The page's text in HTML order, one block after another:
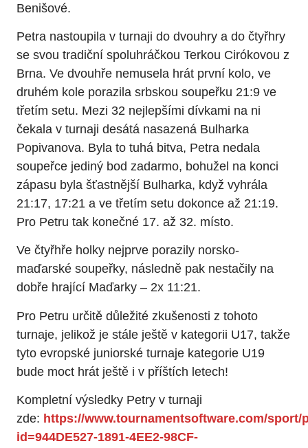
Benišové.
Petra nastoupila v turnaji do dvouhry a do čtyřhry
se svou tradiční spoluhráčkou Terkou Cirókovou z
Brna. Ve dvouhře nemusela hrát první kolo, ve
druhém kole porazila srbskou soupeřku 21:9 ve
třetím setu. Mezi 32 nejlepšími dívkami na ni
čekala v turnaji desátá nasazená Bulharka
Popivanova. Byla to tuhá bitva, Petra nedala
soupeřce jediný bod zadarmo, bohužel na konci
zápasu byla šťastnější Bulharka, když vyhrála
21:17, 17:21 a ve třetím setu dokonce až 21:19.
Pro Petru tak konečné 17. až 32. místo.
Ve čtyřhře holky nejprve porazily norsko-
maďarské soupeřky, následně pak nestačily na
dobře hrající Maďarky – 2x 11:21.
Pro Petru určitě důležité zkušenosti z tohoto
turnaje, jelikož je stále ještě v kategorii U17, takže
tyto evropské juniorské turnaje kategorie U19
bude moct hrát ještě i v příštích letech!
Kompletní výsledky Petry v turnaji
zde: https://www.tournamentsoftware.com/sport/
id=944DE527-1891-4EE2-98CF-